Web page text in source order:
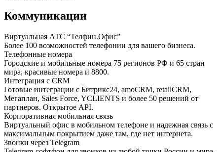
Коммуникации
Виртуальная АТС “Телфин.Офис”
Более 100 возможностей телефонии для вашего бизнеса.
Телефонные номера
Городские и мобильные номера 75 регионов РФ и 65 стран
мира, красивые номера и 8800.
Интеграция с CRM
Готовые интеграции с Битрикс24, amoCRM, retailCRM,
Мегаплан, Sales Force, YCLIENTS и более 50 решений от
партнеров. Открытое API.
Корпоративная мобильная связь
Виртуальный офис в мобильном телефоне и надежная связь с
максимальным покрытием даже там, где нет интернета.
Звонки через Telegram